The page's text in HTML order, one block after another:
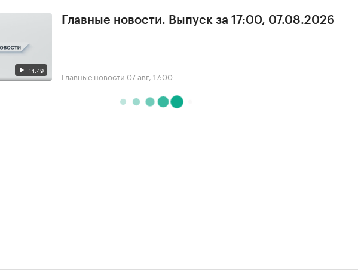
14:49
Главные новости. Выпуск за 17:00, 07.08.2026
Главные новости 07 авг, 17:00